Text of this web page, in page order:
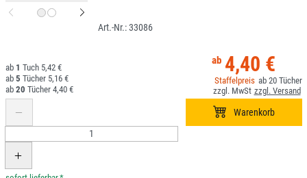
33086
4,40 €
20
1
5,42 €
5
5,16 €
20
4,40 €